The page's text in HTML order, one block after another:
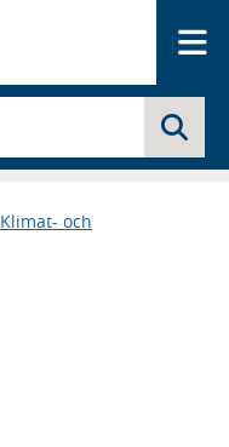
Klimat- och